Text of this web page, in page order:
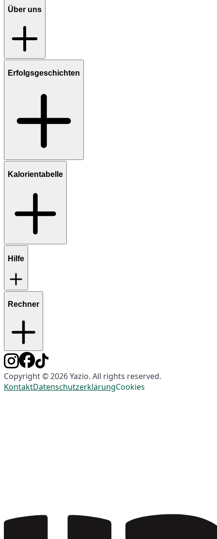
Über uns
Erfolgsgeschichten
Kalorientabelle
Hilfe
Rechner
Copyright © 2026 Yazio. All rights reserved.
KontaktDatenschutzerklärungCookies